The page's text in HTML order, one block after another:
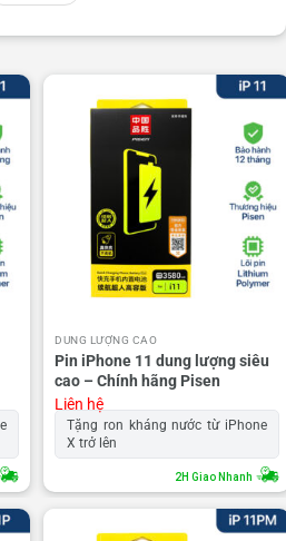
DUNG LƯỢNG CAO
Pin iPhone 11 dung lượng siêu
cao – Chính hãng Pisen
Liên hệ
Tặng ron kháng nước từ iPhone
X trở lên
2H Giao Nhanh